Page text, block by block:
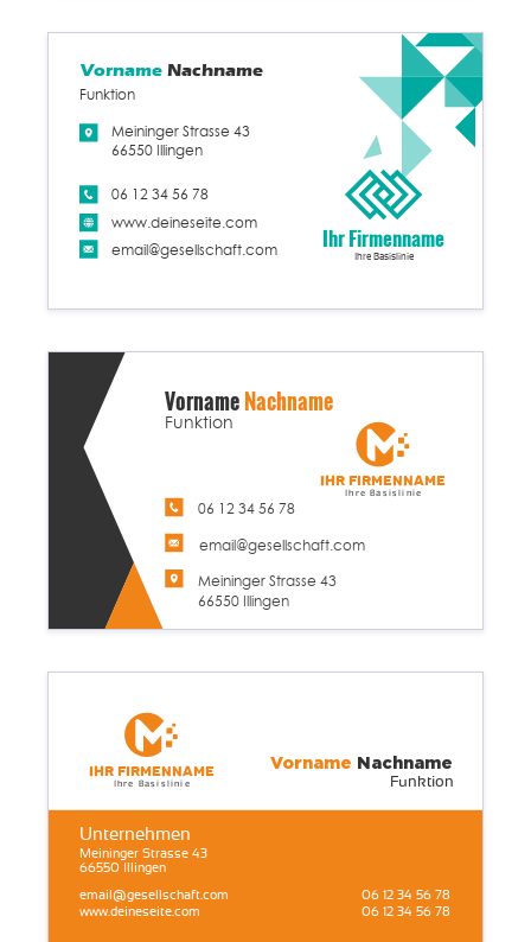
www.deineseite.com
email@gesellschaft.com
06 12 34 56 78
Funktion
Meininger Strasse 43
66550 Illingen
Vorname Nachname
Ihr Firmenname
Ihre Basislinie
06 12 34 56 78
email@gesellschaft.com
Meininger Strasse 43
66550 Illingen
Funktion
VornameNachname
Ihr Firmenname
Ihre Basislinie
www.deineseite.com
06 12 34 56 78
06 12 34 56 78
email@gesellschaft.com
Meininger Strasse 43
66550 Illingen
Unternehmen
Funktion
Vorname Nachname
Ihr Firmenname
Ihre Basislinie